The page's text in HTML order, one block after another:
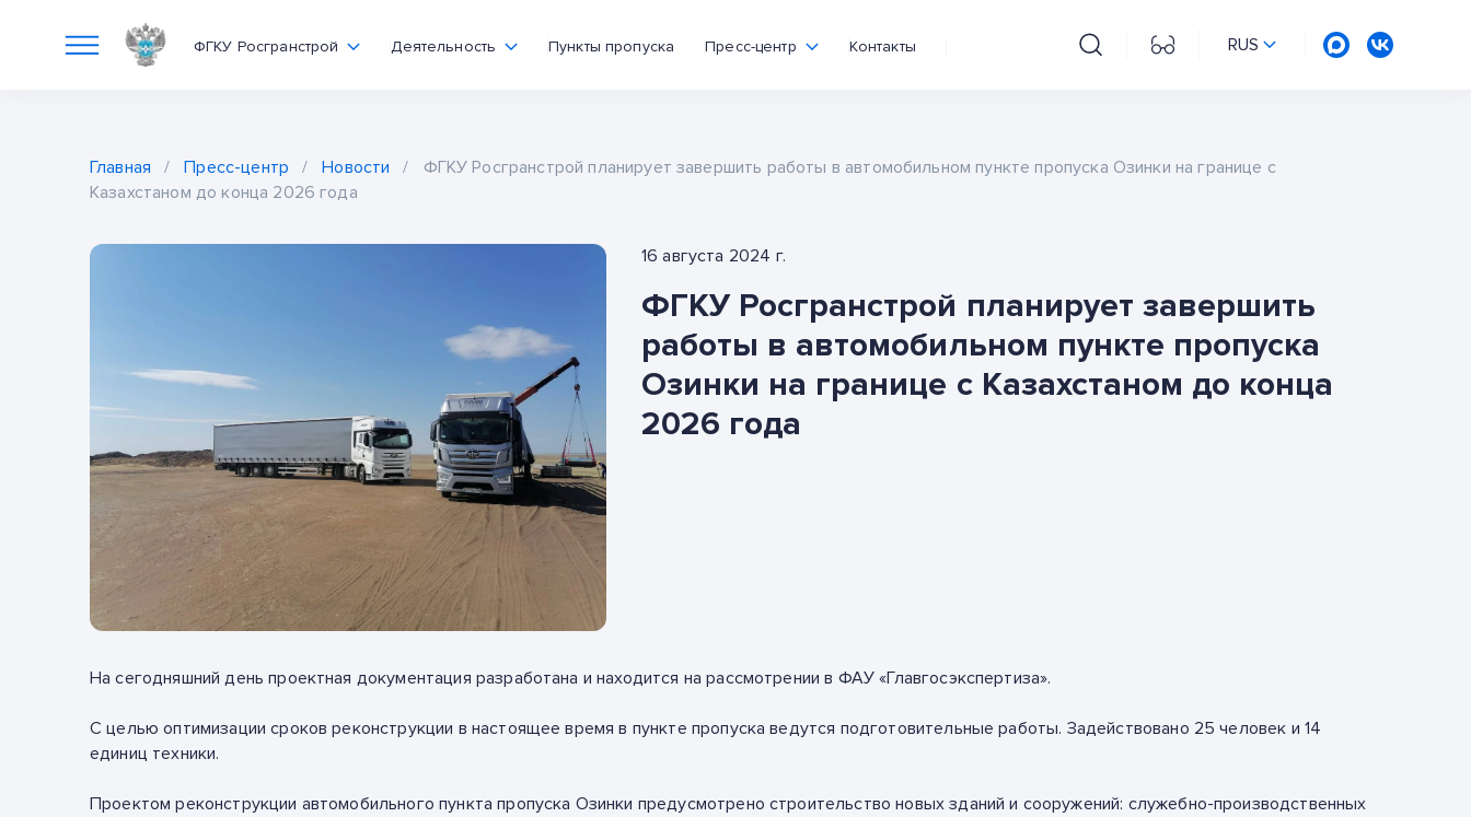
ФГКУ Росгранстрой Деятельность Пункты пропуска Пресс-центр Контакты RUS
Главная / Пресс-центр / Новости /
ФГКУ Росгранстрой планирует завершить работы в автомобильном пункте пропуска Озинки на границе с
Казахстаном до конца 2026 года
16 августа 2024 г.
ФГКУ Росгранстрой планирует завершить
работы в автомобильном пункте пропуска
Озинки на границе с Казахстаном до конца
2026 года
На сегодняшний день проектная документация разработана и находится на рассмотрении в ФАУ «Главгосэкспертиза».
С целью оптимизации сроков реконструкции в настоящее время в пункте пропуска ведутся подготовительные работы. Задействовано 25 человек и 14
единиц техники.
Проектом реконструкции автомобильного пункта пропуска Озинки предусмотрено строительство новых зданий и сооружений: служебно-производственных